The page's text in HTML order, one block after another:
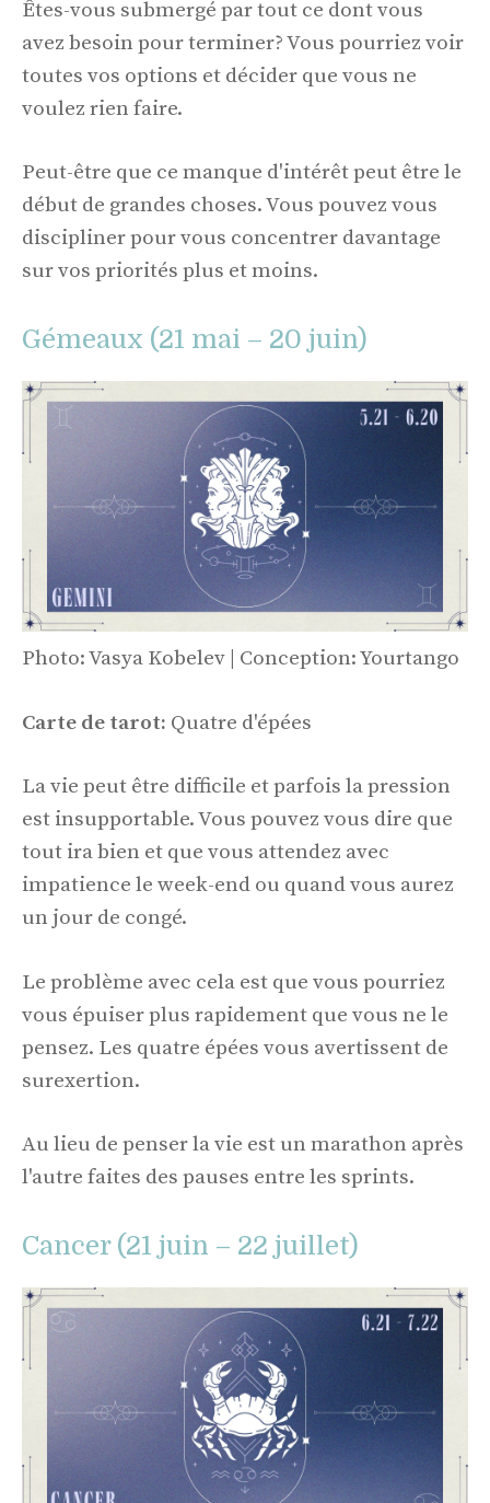
Êtes-vous submergé par tout ce dont vous
avez besoin pour terminer? Vous pourriez voir
toutes vos options et décider que vous ne
voulez rien faire.
Peut-être que ce manque d'intérêt peut être le
début de grandes choses. Vous pouvez vous
discipliner pour vous concentrer davantage
sur vos priorités plus et moins.
Gémeaux (21 mai – 20 juin)
Photo: Vasya Kobelev | Conception: Yourtango
Carte de tarot: Quatre d'épées
La vie peut être difficile et parfois la pression
est insupportable. Vous pouvez vous dire que
tout ira bien et que vous attendez avec
impatience le week-end ou quand vous aurez
un jour de congé.
Le problème avec cela est que vous pourriez
vous épuiser plus rapidement que vous ne le
pensez. Les quatre épées vous avertissent de
surexertion.
Au lieu de penser la vie est un marathon après
l'autre faites des pauses entre les sprints.
Cancer (21 juin – 22 juillet)